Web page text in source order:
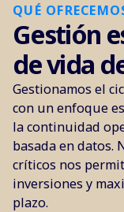
QUÉ
Gestión
de vida
Gestionamos el
con un enfoque
la continuidad
basada en datos.
críticos nos
inversiones y
plazo.